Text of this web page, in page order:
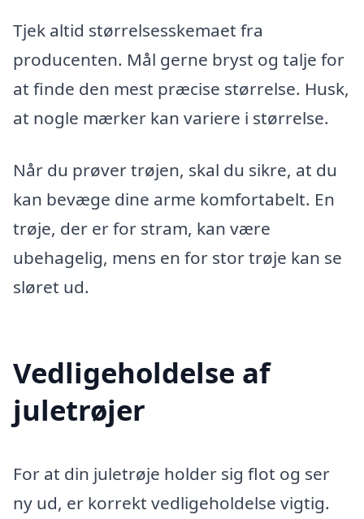
Tjek altid størrelsesskemaet fra
producenten. Mål gerne bryst og talje for
at finde den mest præcise størrelse. Husk,
at nogle mærker kan variere i størrelse.
Når du prøver trøjen, skal du sikre, at du
kan bevæge dine arme komfortabelt. En
trøje, der er for stram, kan være
ubehagelig, mens en for stor trøje kan se
sløret ud.
Vedligeholdelse af
juletrøjer
For at din juletrøje holder sig flot og ser
ny ud, er korrekt vedligeholdelse vigtig.